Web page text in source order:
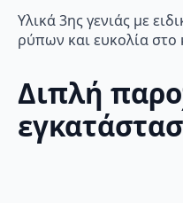
Υλικά 3ης γενιάς με
ρύπων και ευκολία στο
Διπλή